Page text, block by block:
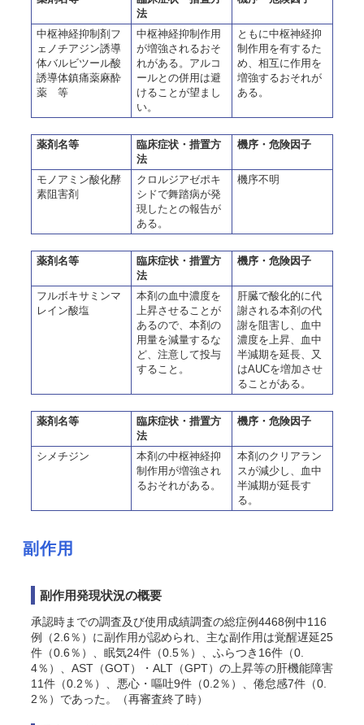
法
中枢神経抑制剤フ
ェノチアジン誘導
体バルビツール酸
誘導体鎮痛薬麻酔
薬 等
中枢神経抑制作用
が増強されるおそ
れがある。アルコ
ールとの併用は避
けることが望まし
い。
ともに中枢神経抑
制作用を有するた
め、相互に作用を
増強するおそれが
ある。
薬剤名等
臨床症状・措置方
法
機序・危険因子
モノアミン酸化酵
素阻害剤
クロルジアゼポキ
シドで舞踏病が発
現したとの報告が
ある。
機序不明
薬剤名等
臨床症状・措置方
法
機序・危険因子
フルボキサミンマ
レイン酸塩
本剤の血中濃度を
上昇させることが
あるので、本剤の
用量を減量するな
ど、注意して投与
すること。
肝臓で酸化的に代
謝される本剤の代
謝を阻害し、血中
濃度を上昇、血中
半減期を延長、又
はAUCを増加させ
ることがある。
薬剤名等
臨床症状・措置方
法
機序・危険因子
シメチジン
本剤の中枢神経抑
制作用が増強され
るおそれがある。
本剤のクリアラン
スが減少し、血中
半減期が延長す
る。
副作用
副作用発現状況の概要
承認時までの調査及び使用成績調査の総症例4468例中116
例（2.6％）に副作用が認められ、主な副作用は覚醒遅延25
件（0.6％）、眠気24件（0.5％）、ふらつき16件（0.
4％）、AST（GOT）・ALT（GPT）の上昇等の肝機能障害
11件（0.2％）、悪心・嘔吐9件（0.2％）、倦怠感7件（0.
2％）であった。（再審査終了時）